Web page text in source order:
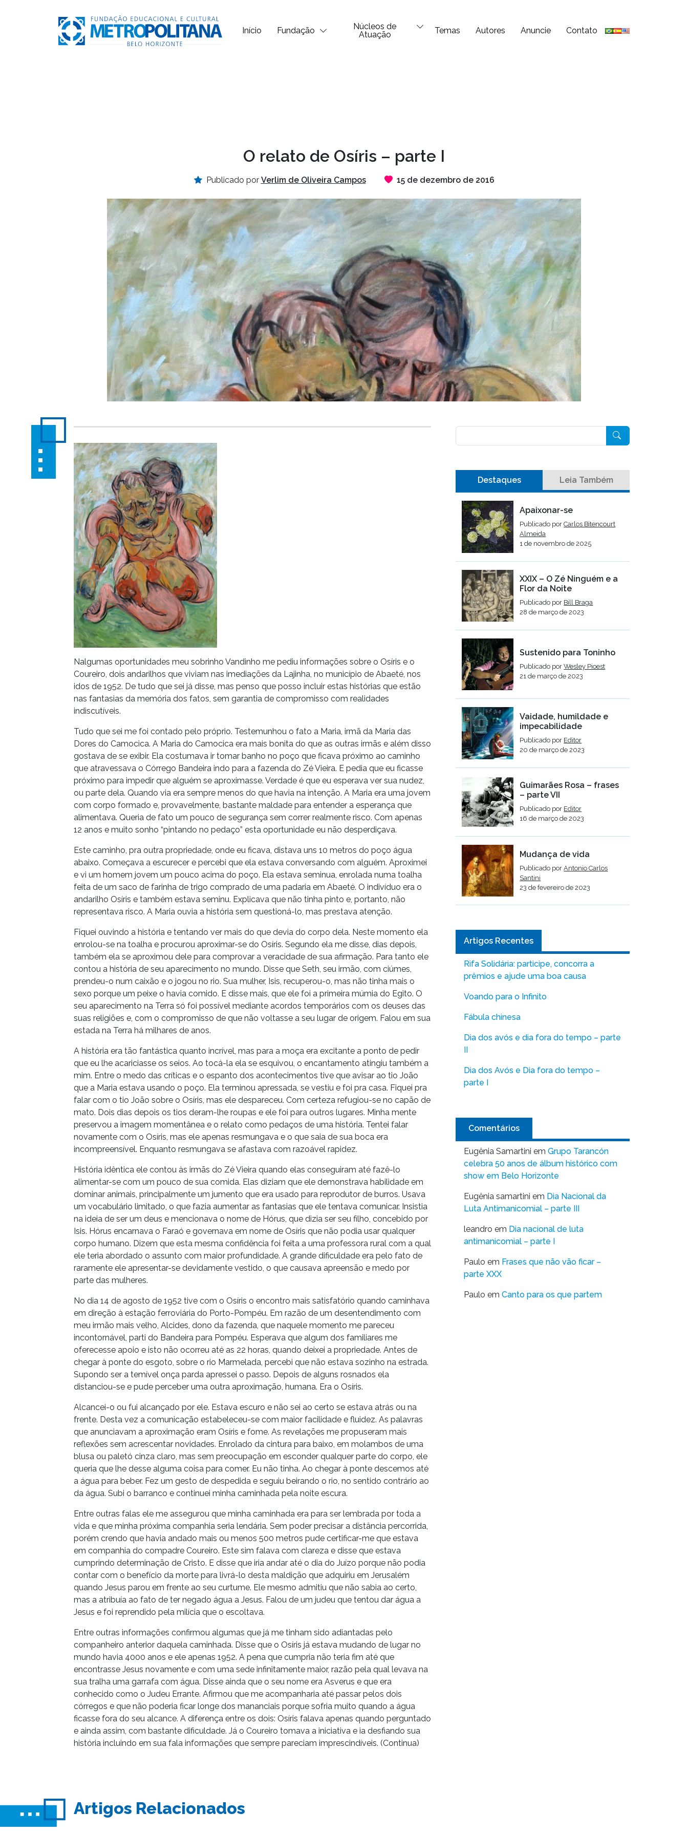
Início Fundação
Núcleos de
Atuação
Temas Autores Anuncie Contato
O relato de Osíris – parte I
Publicado por Verlim de Oliveira Campos 15 de dezembro de 2016
Nalgumas oportunidades meu sobrinho Vandinho me pediu informações sobre o Osíris e o
Coureiro, dois andarilhos que viviam nas imediações da Lajinha, no município de Abaeté, nos
idos de 1952. De tudo que sei já disse, mas penso que posso incluir estas histórias que estão
nas fantasias da memória dos fatos, sem garantia de compromisso com realidades
indiscutíveis.
Tudo que sei me foi contado pelo próprio. Testemunhou o fato a Maria, irmã da Maria das
Dores do Camocica. A Maria do Camocica era mais bonita do que as outras irmãs e além disso
gostava de se exibir. Ela costumava ir tomar banho no poço que ficava próximo ao caminho
que atravessava o Córrego Bandeira indo para a fazenda do Zé Vieira. E pedia que eu ficasse
próximo para impedir que alguém se aproximasse. Verdade é que eu esperava ver sua nudez,
ou parte dela. Quando via era sempre menos do que havia na intenção. A Maria era uma jovem
com corpo formado e, provavelmente, bastante maldade para entender a esperança que
alimentava. Queria de fato um pouco de segurança sem correr realmente risco. Com apenas
12 anos e muito sonho “pintando no pedaço” esta oportunidade eu não desperdiçava.
Este caminho, pra outra propriedade, onde eu ficava, distava uns 10 metros do poço água
abaixo. Começava a escurecer e percebi que ela estava conversando com alguém. Aproximei
e vi um homem jovem um pouco acima do poço. Ela estava seminua, enrolada numa toalha
feita de um saco de farinha de trigo comprado de uma padaria em Abaeté. O indivíduo era o
andarilho Osíris e também estava seminu. Explicava que não tinha pinto e, portanto, não
representava risco. A Maria ouvia a história sem questioná-lo, mas prestava atenção.
Fiquei ouvindo a história e tentando ver mais do que devia do corpo dela. Neste momento ela
enrolou-se na toalha e procurou aproximar-se do Osíris. Segundo ela me disse, dias depois,
também ela se aproximou dele para comprovar a veracidade de sua afirmação. Para tanto ele
contou a história de seu aparecimento no mundo. Disse que Seth, seu irmão, com ciúmes,
prendeu-o num caixão e o jogou no rio. Sua mulher, Isis, recuperou-o, mas não tinha mais o
sexo porque um peixe o havia comido. E disse mais, que ele foi a primeira múmia do Egito. O
seu aparecimento na Terra só foi possível mediante acordos temporários com os deuses das
suas religiões e, com o compromisso de que não voltasse a seu lugar de origem. Falou em sua
estada na Terra há milhares de anos.
A história era tão fantástica quanto incrível, mas para a moça era excitante a ponto de pedir
que eu lhe acariciasse os seios. Ao tocá-la ela se esquivou, o encantamento atingiu também a
mim. Entre o medo das críticas e o espanto dos acontecimentos tive que avisar ao tio João
que a Maria estava usando o poço. Ela terminou apressada, se vestiu e foi pra casa. Fiquei pra
falar com o tio João sobre o Osíris, mas ele despareceu. Com certeza refugiou-se no capão de
mato. Dois dias depois os tios deram-lhe roupas e ele foi para outros lugares. Minha mente
preservou a imagem momentânea e o relato como pedaços de uma história. Tentei falar
novamente com o Osíris, mas ele apenas resmungava e o que saia de sua boca era
incompreensível. Enquanto resmungava se afastava com razoável rapidez.
História idêntica ele contou às irmãs do Zé Vieira quando elas conseguiram até fazê-lo
alimentar-se com um pouco de sua comida. Elas diziam que ele demonstrava habilidade em
dominar animais, principalmente um jumento que era usado para reprodutor de burros. Usava
um vocabulário limitado, o que fazia aumentar as fantasias que ele tentava comunicar. Insistia
na ideia de ser um deus e mencionava o nome de Hórus, que dizia ser seu filho, concebido por
Isis. Hórus encarnava o Faraó e governava em nome de Osíris que não podia usar qualquer
corpo humano. Dizem que esta mesma confidência foi feita a uma professora rural com a qual
ele teria abordado o assunto com maior profundidade. A grande dificuldade era pelo fato de
raramente ele apresentar-se devidamente vestido, o que causava apreensão e medo por
parte das mulheres.
No dia 14 de agosto de 1952 tive com o Osíris o encontro mais satisfatório quando caminhava
em direção à estação ferroviária do Porto-Pompéu. Em razão de um desentendimento com
meu irmão mais velho, Alcides, dono da fazenda, que naquele momento me pareceu
incontornável, parti do Bandeira para Pompéu. Esperava que algum dos familiares me
oferecesse apoio e isto não ocorreu até as 22 horas, quando deixei a propriedade. Antes de
chegar à ponte do esgoto, sobre o rio Marmelada, percebi que não estava sozinho na estrada.
Supondo ser a temível onça parda apressei o passo. Depois de alguns rosnados ela
distanciou-se e pude perceber uma outra aproximação, humana. Era o Osíris.
Alcancei-o ou fui alcançado por ele. Estava escuro e não sei ao certo se estava atrás ou na
frente. Desta vez a comunicação estabeleceu-se com maior facilidade e fluidez. As palavras
que anunciavam a aproximação eram Osíris e fome. As revelações me propuseram mais
reflexões sem acrescentar novidades. Enrolado da cintura para baixo, em molambos de uma
blusa ou paletó cinza claro, mas sem preocupação em esconder qualquer parte do corpo, ele
queria que lhe desse alguma coisa para comer. Eu não tinha. Ao chegar à ponte descemos até
a água para beber. Fez um gesto de despedida e seguiu beirando o rio, no sentido contrário ao
da água. Subi o barranco e continuei minha caminhada pela noite escura.
Entre outras falas ele me assegurou que minha caminhada era para ser lembrada por toda a
vida e que minha próxima companhia seria lendária. Sem poder precisar a distância percorrida,
porém crendo que havia andado mais ou menos 500 metros pude certificar-me que estava
em companhia do compadre Coureiro. Este sim falava com clareza e disse que estava
cumprindo determinação de Cristo. E disse que iria andar até o dia do Juízo porque não podia
contar com o benefício da morte para livrá-lo desta maldição que adquiriu em Jerusalém
quando Jesus parou em frente ao seu curtume. Ele mesmo admitiu que não sabia ao certo,
mas a atribuía ao fato de ter negado água a Jesus. Falou de um judeu que tentou dar água a
Jesus e foi reprendido pela milícia que o escoltava.
Entre outras informações confirmou algumas que já me tinham sido adiantadas pelo
companheiro anterior daquela caminhada. Disse que o Osíris já estava mudando de lugar no
mundo havia 4000 anos e ele apenas 1952. A pena que cumpria não teria fim até que
encontrasse Jesus novamente e com uma sede infinitamente maior, razão pela qual levava na
sua tralha uma garrafa com água. Disse ainda que o seu nome era Asverus e que era
conhecido como o Judeu Errante. Afirmou que me acompanharia até passar pelos dois
córregos e que não poderia ficar longe dos mananciais porque sofria muito quando a água
ficasse fora do seu alcance. A diferença entre os dois: Osíris falava apenas quando perguntado
e ainda assim, com bastante dificuldade. Já o Coureiro tomava a iniciativa e ia desfiando sua
história incluindo em sua fala informações que sempre pareciam imprescindíveis. (Continua)
Destaques Leia Também
Apaixonar-se
Publicado porCarlos Bitencourt
Almeida
1 de novembro de 2025
XXIX – O Zé Ninguém e a
Flor da Noite
Publicado por Bill Braga
28 de março de 2023
Sustenido para Toninho
Publicado porWesley Pioest
21 de março de 2023
Vaidade, humildade e
impecabilidade
Publicado por Editor
20 de março de 2023
Guimarães Rosa – frases
– parte VII
Publicado por Editor
16 de março de 2023
Mudança de vida
Publicado porAntonio Carlos
Santini
23 de fevereiro de 2023
Artigos Recentes
Rifa Solidária: participe, concorra a
prêmios e ajude uma boa causa
Voando para o Infinito
Fábula chinesa
Dia dos avós e dia fora do tempo – parte
II
Dia dos Avós e Dia fora do tempo –
parte I
Comentários
Eugênia Samartini em Grupo Tarancón
celebra 50 anos de álbum histórico com
show em Belo Horizonte
Eugênia samartini em Dia Nacional da
Luta Antimanicomial – parte III
leandro em Dia nacional de luta
antimanicomial – parte I
Paulo em Frases que não vão ficar –
parte XXX
Paulo em Canto para os que partem
Artigos Relacionados